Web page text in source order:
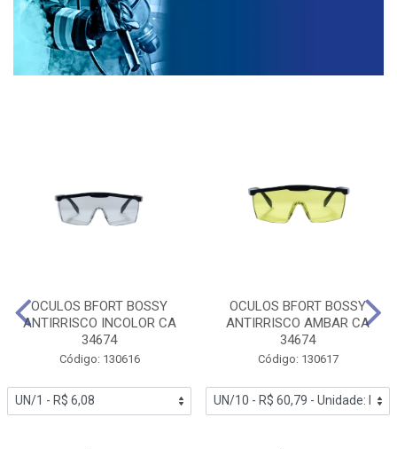
OCULOS BFORT BOSSY
ANTIRRISCO INCOLOR CA
34674
Código: 130616
OCULOS BFORT BOSSY
ANTIRRISCO AMBAR CA
34674
Código: 130617